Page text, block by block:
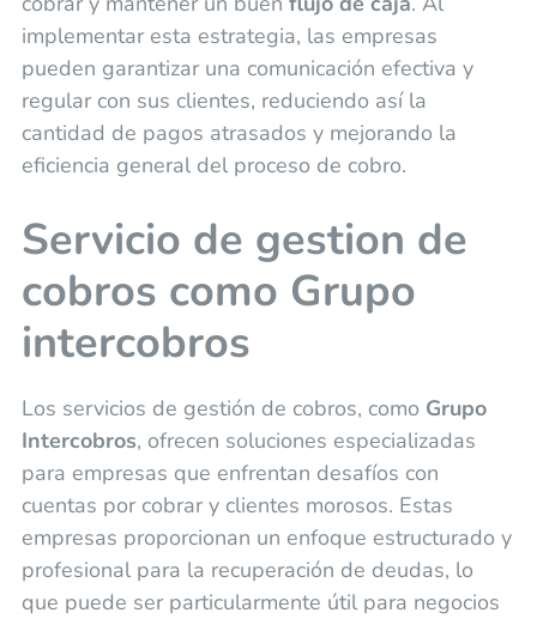
implementar esta estrategia, las empresas
pueden garantizar una comunicación efectiva y
regular con sus clientes, reduciendo así la
cantidad de pagos atrasados y mejorando la
eficiencia general del proceso de cobro.
Servicio de gestion de
cobros como Grupo
intercobros
Los servicios de gestión de cobros, como Grupo
Intercobros, ofrecen soluciones especializadas
para empresas que enfrentan desafíos con
cuentas por cobrar y clientes morosos. Estas
empresas proporcionan un enfoque estructurado y
profesional para la recuperación de deudas, lo
que puede ser particularmente útil para negocios